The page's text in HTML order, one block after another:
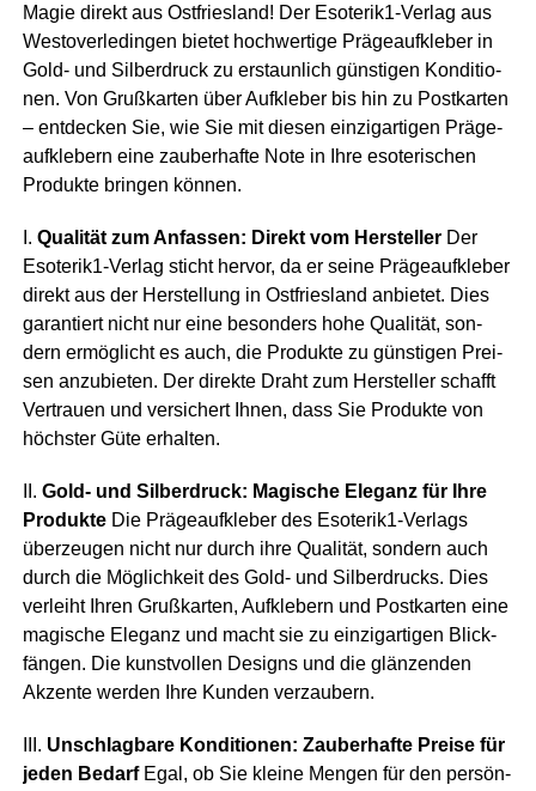
Magie direkt aus Ost­fries­land! Der Eso­te­ri­k1-Ver­lag aus
Wes­t­ov­er­le­din­gen bie­tet hoch­wer­ti­ge Prä­ge­auf­kle­ber in
Gold- und Sil­ber­druck zu erstaun­lich güns­ti­gen Kon­di­tio­
nen. Von Gruß­kar­ten über Auf­kle­ber bis hin zu Post­kar­ten
– ent­de­cken Sie, wie Sie mit die­sen ein­zig­ar­ti­gen Prä­ge­
auf­kle­bern eine zau­ber­haf­te Note in Ihre eso­te­ri­schen
Pro­duk­te brin­gen können.
I. Qua­li­tät zum Anfas­sen: Direkt vom Her­stel­lerDer
Eso­te­ri­k1-Ver­lag sticht her­vor, da er sei­ne Prä­ge­auf­kle­ber
direkt aus der Her­stel­lung in Ost­fries­land anbie­tet. Dies
garan­tiert nicht nur eine beson­ders hohe Qua­li­tät, son­
dern ermög­licht es auch, die Pro­duk­te zu güns­ti­gen Prei­
sen anzu­bie­ten. Der direk­te Draht zum Her­stel­ler schafft
Ver­trau­en und ver­si­chert Ihnen, dass Sie Pro­duk­te von
höchs­ter Güte erhalten.
II. Gold- und Sil­ber­druck: Magi­sche Ele­ganz für Ihre
Pro­duk­teDie Prä­ge­auf­kle­ber des Eso­te­ri­k1-Ver­lags
über­zeu­gen nicht nur durch ihre Qua­li­tät, son­dern auch
durch die Mög­lich­keit des Gold- und Sil­ber­drucks. Dies
ver­leiht Ihren Gruß­kar­ten, Auf­kle­bern und Post­kar­ten eine
magi­sche Ele­ganz und macht sie zu ein­zig­ar­ti­gen Blick­
fän­gen. Die kunst­vol­len Designs und die glän­zen­den
Akzen­te wer­den Ihre Kun­den verzaubern.
III. Unschlag­ba­re Kon­di­tio­nen: Zau­ber­haf­te Prei­se für
jeden BedarfEgal, ob Sie klei­ne Men­gen für den per­sön­